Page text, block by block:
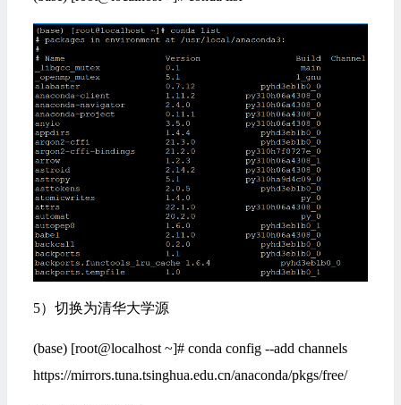
5）切换为清华大学源
(base) [root@localhost ~]# conda config --add channels
https://mirrors.tuna.tsinghua.edu.cn/anaconda/pkgs/free/